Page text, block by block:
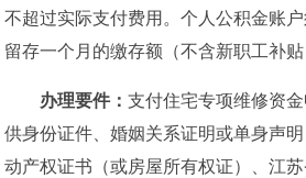
不超过实际支付费用。个人公积金账
留存一个月的缴存额（不含新职工补贴
办理要件：支付住宅专项维修资
供身份证件、婚姻关系证明或单身声
动产权证书（或房屋所有权证）、江